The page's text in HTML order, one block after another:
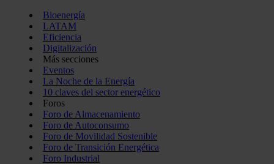
Bioenergía
LATAM
Eficiencia
Digitalización
Más secciones
Eventos
La Noche de la Energía
10 claves del sector energético
Foros
Foro de Almacenamiento
Foro de Autoconsumo
Foro de Movilidad Sostenible
Foro de Transición Energética
Foro Industrial